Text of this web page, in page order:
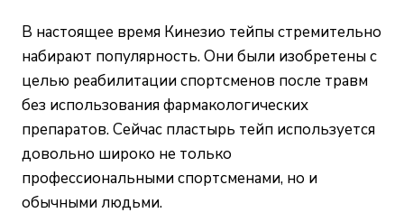
В настоящее время Кинезио тейпы стремительно
набирают популярность. Они были изобретены с
целью реабилитации спортсменов после травм
без использования фармакологических
препаратов. Сейчас пластырь тейп используется
довольно широко не только
профессиональными спортсменами, но и
обычными людьми.